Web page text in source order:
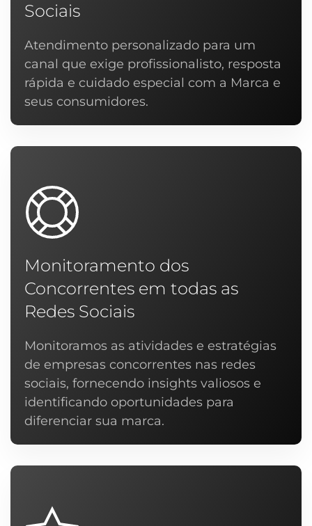
Sociais
Atendimento personalizado para um
canal que exige profissionalisto, resposta
rápida e cuidado especial com a Marca e
seus consumidores.
Monitoramento dos
Concorrentes em todas as
Redes Sociais
Monitoramos as atividades e estratégias
de empresas concorrentes nas redes
sociais, fornecendo insights valiosos e
identificando oportunidades para
diferenciar sua marca.